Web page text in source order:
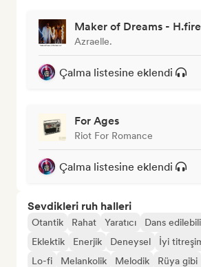
Maker of Dreams -
Azraelle.
Çalma listesine eklendi
For Ages
Riot For Romance
Çalma listesine eklendi
Sevdikleri ruh halleri
Otantik Rahat Yaratıcı Dans
Eklektik
Enerjik Deneysel İyi
Lo-fi
Melankolik Melodik Rüya gibi